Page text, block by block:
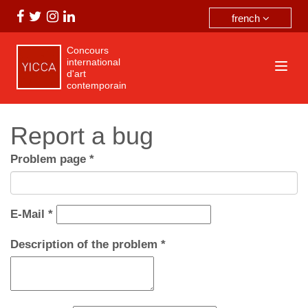
french
Concours
international
d'art
contemporain
Report a bug
Problem page *
E-Mail *
Description of the problem *